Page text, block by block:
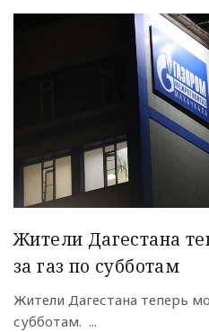
Жители Дагестана
за газ по субботам
Жители Дагестана теперь
субботам. ...